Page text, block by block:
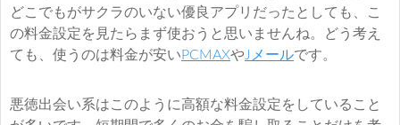
どこでもがサクラのいない優良アプリだったとしても、こ
の料金設定を見たらまず使おうと思いませんね。どう考え
ても、使うのは料金が安いPCMAXやJメールです。
悪徳出会い系はこのように高額な料金設定をしていること